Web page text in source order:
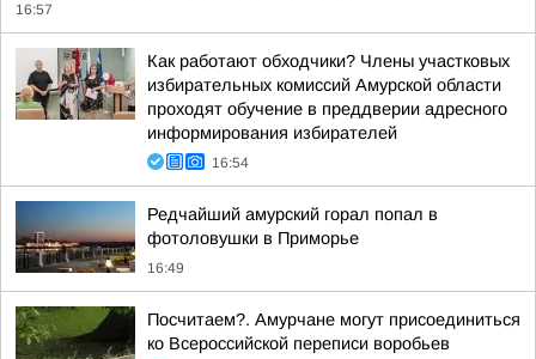
16:57
Как работают обходчики? Члены участковых
избирательных комиссий Амурской области
проходят обучение в преддверии адресного
информирования избирателей
16:54
Редчайший амурский горал попал в
фотоловушки в Приморье
16:49
Посчитаем?. Амурчане могут присоединиться
ко Всероссийской переписи воробьев